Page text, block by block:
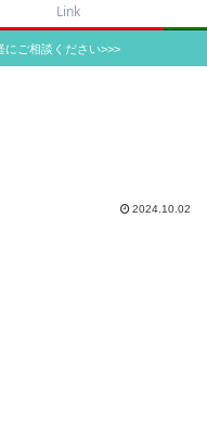
Link
ご相談ください>>>
2024.10.02